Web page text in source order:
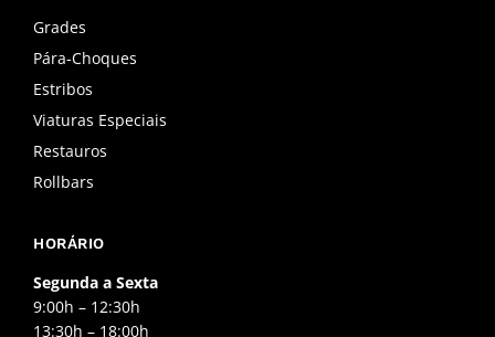
o
k
-
f
m
Grades
Pára-Choques
Estribos
Viaturas Especiais
Restauros
Rollbars
HORÁRIO
Segunda a Sexta
9:00h – 12:30h
13:30h – 18:00h